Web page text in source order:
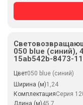
050 blue (синий),
15ab542b-8473-
Цвет050 blue (синий)
Ширина (м)1,24
КомплектацияСерия
Длина (м)45,7